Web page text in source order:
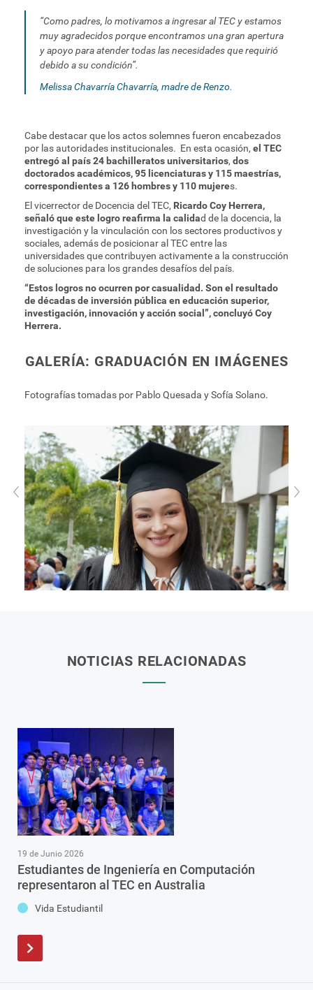
“Como padres, lo motivamos a ingresar al TEC y estamos
muy agradecidos porque encontramos una gran apertura
y apoyo para atender todas las necesidades que requirió
debido a su condición”.
Melissa Chavarría Chavarría, madre de Renzo.
Cabe destacar que los actos solemnes fueron encabezados
por las autoridades institucionales. En esta ocasión, el TEC
entregó al país 24 bachilleratos universitarios, dos
doctorados académicos, 95 licenciaturas y 115 maestrías,
correspondientes a 126 hombres y 110 mujeres.
El vicerrector de Docencia del TEC, Ricardo Coy Herrera,
señaló que este logro reafirma la calidad de la docencia, la
investigación y la vinculación con los sectores productivos y
sociales, además de posicionar al TEC entre las
universidades que contribuyen activamente a la construcción
de soluciones para los grandes desafíos del país.
“Estos logros no ocurren por casualidad. Son el resultado
de décadas de inversión pública en educación superior,
investigación, innovación y acción social”, concluyó Coy
Herrera.
GALERÍA: GRADUACIÓN EN IMÁGENES
Fotografías tomadas por Pablo Quesada y Sofía Solano.
NOTICIAS RELACIONADAS
19 de Junio 2026
Estudiantes de Ingeniería en Computación
representaron al TEC en Australia
Vida Estudiantil